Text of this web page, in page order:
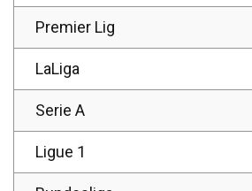
Premier Lig
LaLiga
Serie A
Ligue 1